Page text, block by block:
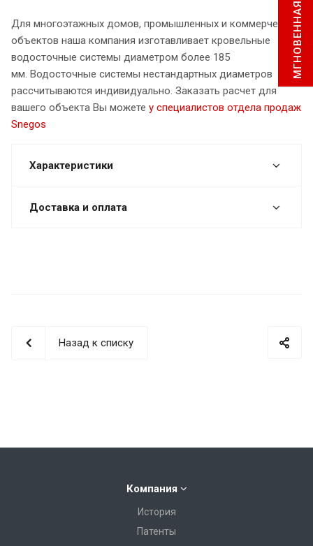
Для многоэтажных домов, промышленных и коммерческих
объектов наша компания изготавливает кровельные
водосточные системы диаметром более 185
мм. Водосточные системы нестандартных диаметров
рассчитываются индивидуально. Заказать расчет для
вашего объекта Вы можете у специалистов отдела продаж
Snegos
Характеристики
Доставка и оплата
Назад к списку
Компания
История
Патенты